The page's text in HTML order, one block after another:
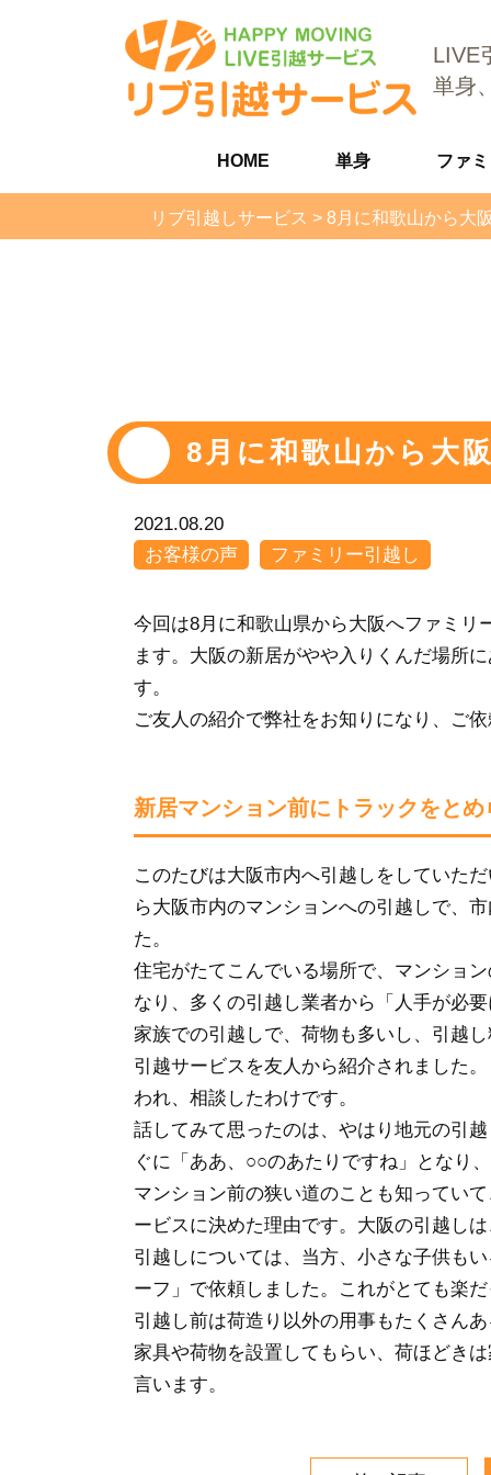
LIVE
単身
HOME 単身 ファ
リブ引越しサービス > 8月に和歌山から大
8月に和歌山から大
2021.08.20
お客様の声
ファミリー引越し
今回は8月に和歌山県から大阪へファミリ
ます。大阪の新居がやや入りくんだ場所
す。
ご友人の紹介で弊社をお知りになり、ご
新居マンション前にトラックをと
このたびは大阪市内へ引越しをしていた
ら大阪市内のマンションへの引越しで、
た。
住宅がたてこんでいる場所で、マンショ
なり、多くの引越し業者から「人手が必
家族での引越しで、荷物も多いし、引越
引越サービスを友人から紹介されました
われ、相談したわけです。
話してみて思ったのは、やはり地元の引
ぐに「ああ、○○のあたりですね」となり
マンション前の狭い道のことも知ってい
ービスに決めた理由です。大阪の引越し
引越しについては、当方、小さな子供も
ーフ」で依頼しました。これがとても楽
引越し前は荷造り以外の用事もたくさん
家具や荷物を設置してもらい、荷ほどき
言います。